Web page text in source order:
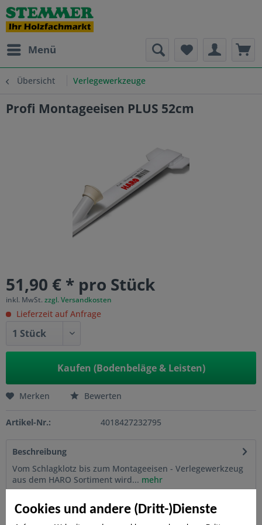
Cookies und andere (Dritt-)Dienste
Menü
Übersicht Verlegewerkzeuge
Profi Montageeisen PLUS 52cm
51,90 € * pro Stück
inkl. MwSt. zzgl. Versandkosten
Lieferzeit auf Anfrage
Kaufen (Bodenbeläge & Leisten)
Merken Bewerten
Artikel-Nr.: 4018427232795
Beschreibung
Vom Schlagklotz bis zum Montageeisen - Verlegewerkzeug
aus dem HARO Sortiment wird... mehr
Bewertungen
0